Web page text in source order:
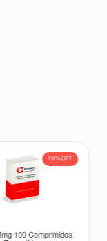
19%OFF
100 Comprimidos